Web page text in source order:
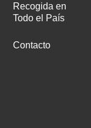
Recogida en
Todo el País
Contacto